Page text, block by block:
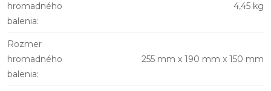
hromadného
balenia:
4,45 kg
Rozmer
hromadného
balenia:
255 mm x 190 mm x 150 mm